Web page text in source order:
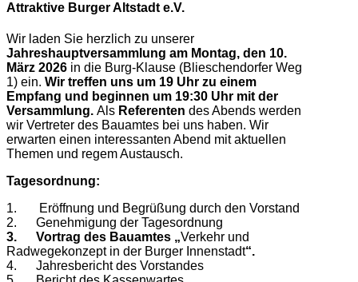
Attraktive Burger Altstadt e.V.
Wir laden Sie herzlich zu unserer
Jahreshauptversammlung am Montag, den 10.
März 2026 in die Burg-Klause (Blieschendorfer Weg
1) ein. Wir treffen uns um 19 Uhr zu einem
Empfang und beginnen um 19:30 Uhr mit der
Versammlung. Als Referenten des Abends werden
wir Vertreter des Bauamtes bei uns haben. Wir
erwarten einen interessanten Abend mit aktuellen
Themen und regem Austausch.
Tagesordnung:
1. Eröffnung und Begrüßung durch den Vorstand
2. Genehmigung der Tagesordnung
3. Vortrag des Bauamtes „Verkehr und
Radwegekonzept in der Burger Innenstadt“.
4. Jahresbericht des Vorstandes